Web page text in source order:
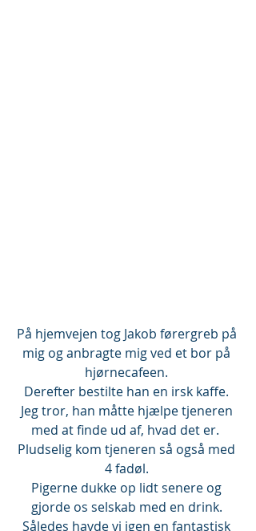
På hjemvejen tog Jakob førergreb på
mig og anbragte mig ved et bor på
hjørnecafeen.
Derefter bestilte han en irsk kaffe.
Jeg tror, han måtte hjælpe tjeneren
med at finde ud af, hvad det er.
Pludselig kom tjeneren så også med
4 fadøl.
Pigerne dukke op lidt senere og
gjorde os selskab med en drink.
Således havde vi igen en fantastisk